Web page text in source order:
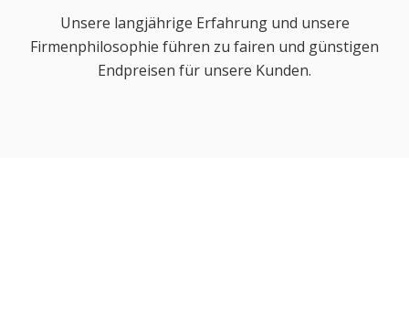
Unsere langjährige Erfahrung und unsere
Firmenphilosophie führen zu fairen und günstigen
Endpreisen für unsere Kunden.